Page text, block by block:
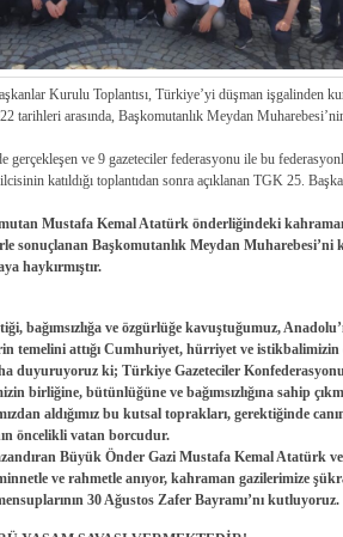
Kurulu Toplantısı, Türkiye’yi düşman işgalinden
tarihleri arasında, Başkomutanlık Meydan
ve 9 gazeteciler federasyonu ile bu
katıldığı toplantıdan sonra açıklanan TGK 25.
Mustafa Kemal Atatürk önderliğindeki
sonuçlanan Başkomutanlık Meydan Muharebesi’ni
haykırmıştır.
bağımsızlığa ve özgürlüğe kavuştuğumuz,
temelini attığı Cumhuriyet, hürriyet ve
duyuruyoruz ki; Türkiye Gazeteciler
birliğine, bütünlüğüne ve bağımsızlığına sahip
aldığımız bu kutsal toprakları, gerektiğinde
öncelikli vatan borcudur.
Büyük Önder Gazi Mustafa Kemal Atatürk
ve rahmetle anıyor, kahraman gazilerimize
30 Ağustos Zafer Bayramı’nı kutluyoruz.